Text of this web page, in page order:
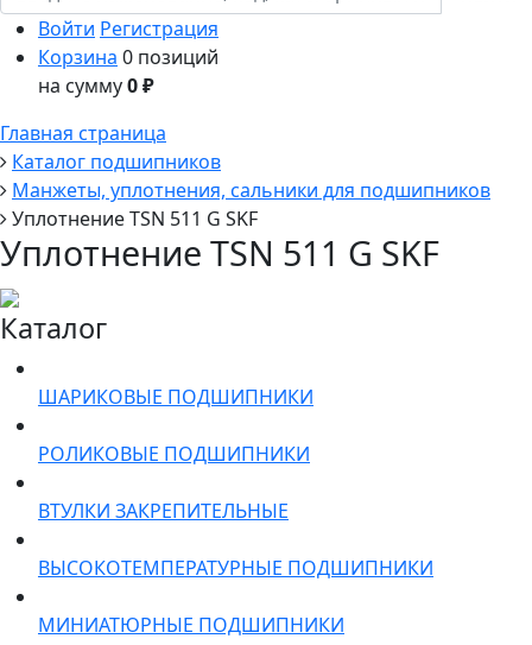
Войти Регистрация
Корзина 0 позиций
на сумму0 ₽
Главная страница
Каталог подшипников
Манжеты, уплотнения, сальники для подшипников
Уплотнение TSN 511 G SKF
Уплотнение TSN 511 G SKF
Каталог
ШАРИКОВЫЕ ПОДШИПНИКИ
РОЛИКОВЫЕ ПОДШИПНИКИ
ВТУЛКИ ЗАКРЕПИТЕЛЬНЫЕ
ВЫСОКОТЕМПЕРАТУРНЫЕ ПОДШИПНИКИ
МИНИАТЮРНЫЕ ПОДШИПНИКИ